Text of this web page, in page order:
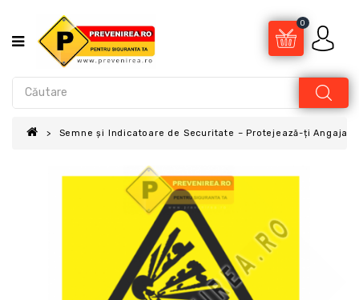
0
Semne și Indicatoare de Securitate – Protejează-ți